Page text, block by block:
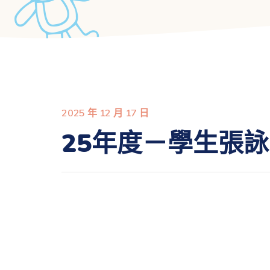
2025 年 12 月 17 日
25年度－學生張